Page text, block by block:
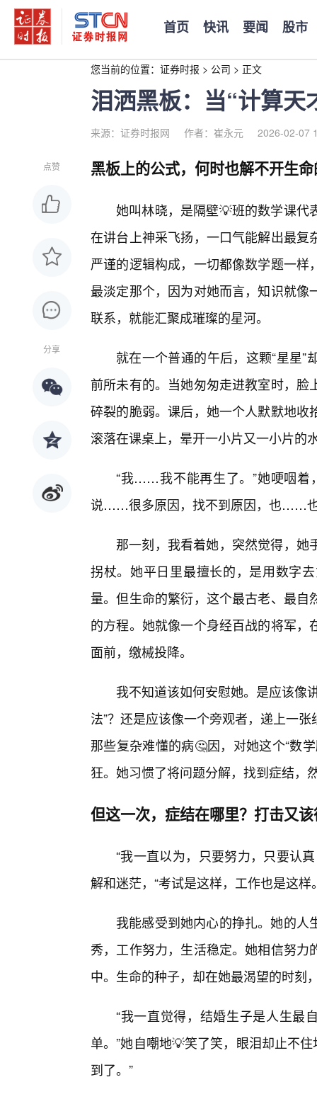
首页 快讯 要闻 股市
您当前的位置： 证券时报 > 公司 > 正文
泪洒黑板：当“计算天
来源：证券时报网 作者：崔永元 2026-02-07
点赞
分享
黑板上的公式，何时也解不开生
她叫林晓，是隔壁💡班的数学课代
在讲台上神采飞扬，一口气能解出最
严谨的逻辑构成，一切都像数学题一
最淡定那个，因为对她而言，知识就
联系，就能汇聚成璀璨的星河。
就在一个普通的午后，这颗“星星
前所未有的。当她匆匆走进教室时，
碎裂的脆弱。课后，她一个人默默地
滚落在课桌上，晕开一小片又一小片的
“我……我不能再生了。”她哽咽着
说……很多原因，找不到原因，也……
那一刻，我看着她，突然觉得，
拐杖。她平日里最擅长的，是用数字
量。但生命的繁衍，这个最古老、最
的方程。她就像一个身经百战的将军
面前，缴械投降。
我不知道该如何安慰她。是应该像
法”？还是应该像一个旁观者，递上一
那些复杂难懂的病🤔因，对她这个“数
狂。她习惯了将问题分解，找到症结，
但这一次，症结在哪里？打击又
“我一直以为，只要努力，只要认
解和迷茫，“考试是这样，工作也是这
我能感受到她内心的挣扎。她的
秀，工作努力，生活稳定。她相信努
中。生命的种子，却在她最渴望的时刻
“我一直觉得，结婚生子是人生
单。”她自嘲地💡笑了笑，眼泪却止不
到了。”